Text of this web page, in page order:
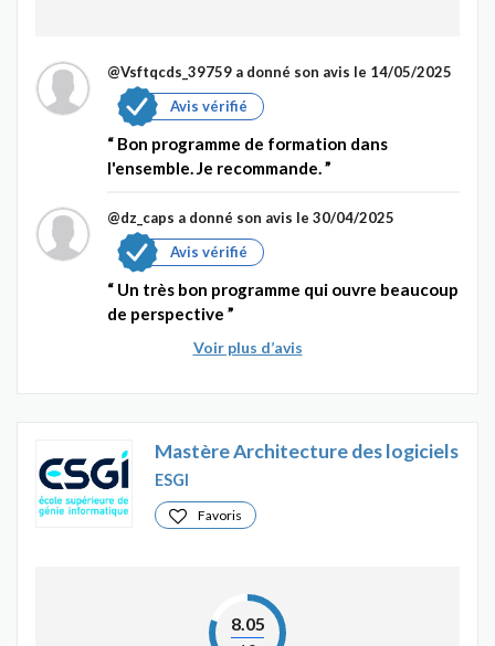
@Vsftqcds_39759 a donné son avis le 14/05/2025
Avis vérifié
Bon programme de formation dans
l'ensemble. Je recommande.
@dz_caps a donné son avis le 30/04/2025
Avis vérifié
Un très bon programme qui ouvre beaucoup
de perspective
Voir plus d’avis
Mastère Architecture des logiciels
ESGI
Favoris
8.05